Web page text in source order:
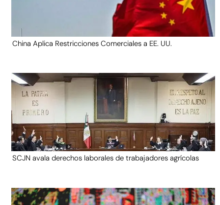
China Aplica Restricciones Comerciales a EE. UU.
SCJN avala derechos laborales de trabajadores agrícolas